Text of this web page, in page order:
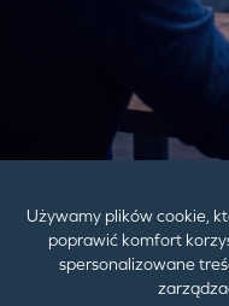
Używamy plików cookie,
poprawić komfort
spersonalizowane